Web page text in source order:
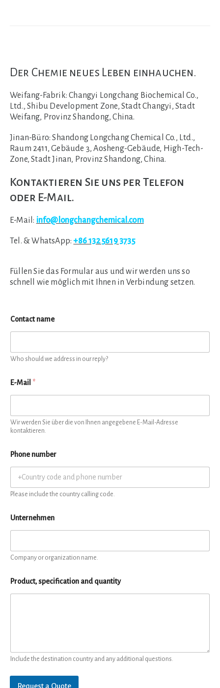
Der Chemie neues Leben einhauchen.
Weifang-Fabrik: Changyi Longchang Biochemical Co.,
Ltd., Shibu Development Zone, Stadt Changyi, Stadt
Weifang, Provinz Shandong, China.
Jinan-Büro: Shandong Longchang Chemical Co., Ltd.,
Raum 2411, Gebäude 3, Aosheng-Gebäude, High-Tech-
Zone, Stadt Jinan, Provinz Shandong, China.
Kontaktieren Sie uns per Telefon
oder E-Mail.
E-Mail: info@longchangchemical.com
Tel. & WhatsApp:+86 132 5619 3735
Füllen Sie das Formular aus und wir werden uns so
schnell wie möglich mit Ihnen in Verbindung setzen.
Contact name
Who should we address in our reply?
E-Mail *
Wir werden Sie über die von Ihnen angegebene E-Mail-Adresse
kontaktieren.
Phone number
Please include the country calling code.
Unternehmen
Company or organization name.
Product, specification and quantity
Include the destination country and any additional questions.
Request a Quote